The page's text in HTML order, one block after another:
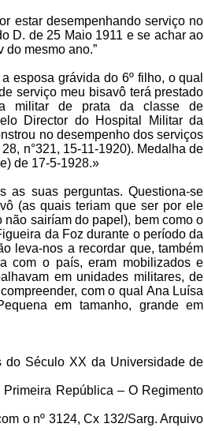
estar desempenhando serviço no
D. de 25 Maio 1911 e se achar ao
do mesmo ano.”
esposa grávida do 6º filho, o qual
serviço meu bisavô terá prestado
militar de prata da classe de
Director do Hospital Militar da
no desempenho dos serviços
n°321, 15-11-1920). Medalha de
de 17-5-1928.»
as suas perguntas. Questiona-se
(as quais teriam que ser por ele
sairíam do papel), bem como o
da Foz durante o período da
leva-nos a recordar que, também
com o país, eram mobilizados e
em unidades militares, de
com o qual Ana Luísa
em tamanho, grande em
do Século XX da Universidade de
República – O Regimento
o nº 3124, Cx 132/Sarg. Arquivo